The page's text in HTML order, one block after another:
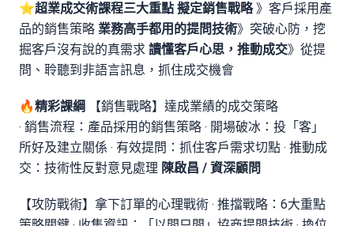
⭐超業成交術課程三大重點 擬定銷售戰略》客戶採用產
品的銷售策略 業務高手都用的提問技術》突破心防，挖
掘客戶沒有說的真需求 讀懂客戶心思，推動成交》從提
問、聆聽到非語言訊息，抓住成交機會
🔥精彩課綱
【銷售戰略】達成業績的成交策略
‧ 銷售流程：產品採用的銷售策略 ‧ 開場破冰：投「客」
所好及建立關係 ‧ 有效提問：抓住客戶需求切點 ‧ 推動成
交：技術性反對意見處理 陳啟昌 / 資深顧問
【攻防戰術】拿下訂單的心理戰術 ‧ 推擋戰略：6大重點